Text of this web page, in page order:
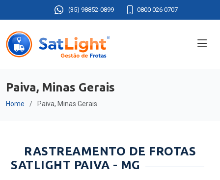
(35) 98852-0899 0800 026 0707
Paiva, Minas Gerais
Home Paiva, Minas Gerais
RASTREAMENTO DE FROTAS
SATLIGHT PAIVA - MG